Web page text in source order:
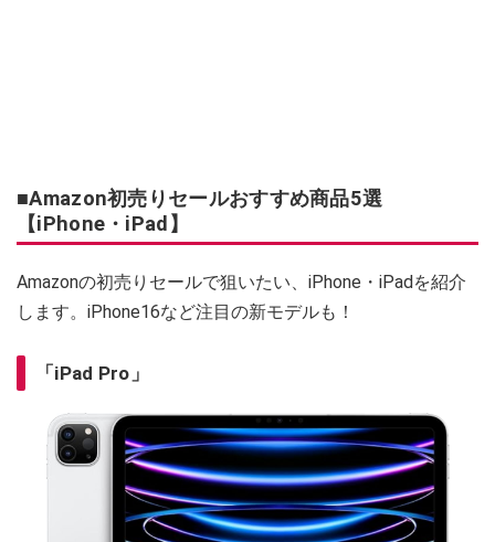
■Amazon初売りセールおすすめ商品5選
【iPhone・iPad】
Amazonの初売りセールで狙いたい、iPhone・iPadを紹介
します。iPhone16など注目の新モデルも！
「iPad Pro」